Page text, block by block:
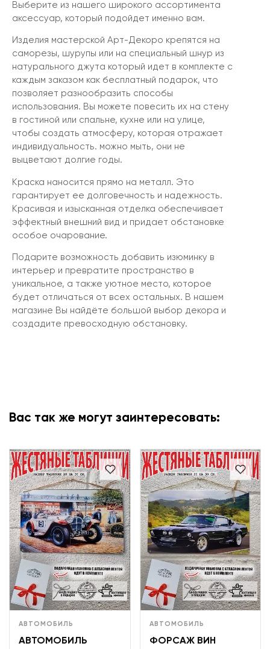
Выберите из нашего широкого ассортимента
аксессуар, который подойдет именно вам.
Изделия мастерской Арт-Декоро крепятся на
саморезы, шурупы или на специальный шнур из
натурального джута который идет в комплекте с
каждым заказом как бесплатный подарок, что
позволяет разнообразить способы
использования. Вы можете повесить их на стену
в гостиной или спальне, кухне или на улице,
чтобы создать атмосферу, которая отражает
индивидуальность. можно мыть, они не
выцветают долгие годы.
Краска наносится прямо на металл. Это
гарантирует ее долговечность и надежность.
Красивая и изысканная отделка обеспечивает
эффектный внешний вид и придает обстановке
особое очарование.
Подарите возможность добавить изюминку в
интерьер и превратите пространство в
уникальное, а также уютное место, которое
будет отличаться от всех остальных. В нашем
магазине Вы найдёте большой выбор декора и
создадите превосходную обстановку.
Вас так же могут заинтересовать:
АВТОМОБИЛЬ
АВТОМОБИЛЬ
АВТОМОБИЛЬ
ФОРСАЖ ВИН